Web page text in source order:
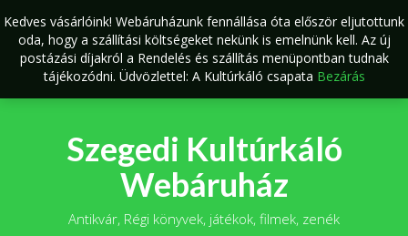
to
content
Szegedi Kultúrkáló
Webáruház
Antikvár, Régi könyvek, játékok, filmek, zenék
Kedves vásárlóink! Webáruházunk fennállása óta először eljutottunk
oda, hogy a szállítási költségeket nekünk is emelnünk kell. Az új
postázási díjakról a Rendelés és szállítás menüpontban tudnak
tájékozódni. Üdvözlettel: A Kultúrkáló csapata Bezárás